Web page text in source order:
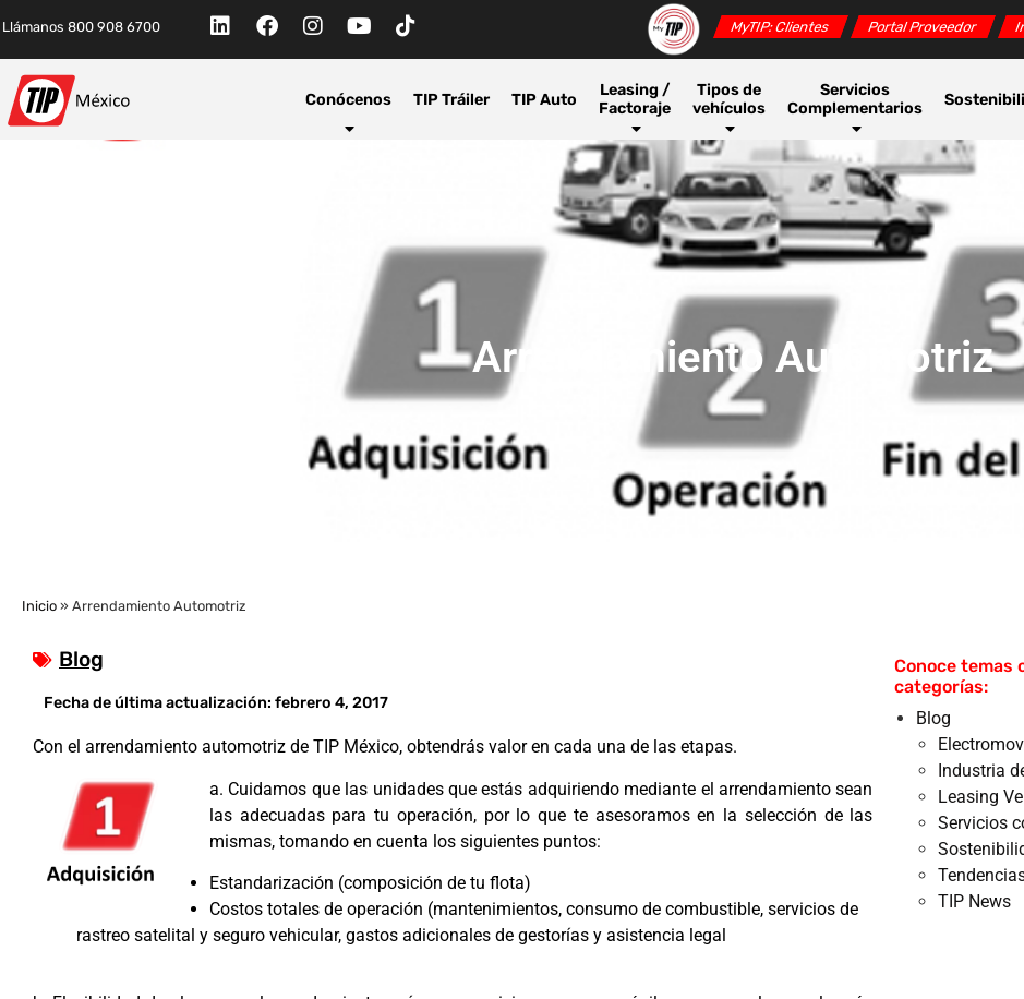
Llámanos 800 908 6700 MyTIP: Clientes Portal Proveedor
Conócenos TIP Tráiler TIP Auto
Leasing /
Factoraje
Tipos de
vehículos
Servicios
Complementarios
Arrendamiento Automotriz
Inicio » Arrendamiento Automotriz
Blog
Fecha de última actualización: febrero 4, 2017
Con el arrendamiento automotriz de TIP México, obtendrás valor en cada una de las etapas.
a. Cuidamos que las unidades que estás adquiriendo mediante el arrendamiento sean
las adecuadas para tu operación, por lo que te asesoramos en la selección de las
mismas, tomando en cuenta los siguientes puntos:
Estandarización (composición de tu flota)
Costos totales de operación (mantenimientos, consumo de combustible, servicios de
rastreo satelital y seguro vehicular, gastos adicionales de gestorías y asistencia legal
Conoce temas
categorías:
Blog
Industria
Leasing
Servicios
TIP News